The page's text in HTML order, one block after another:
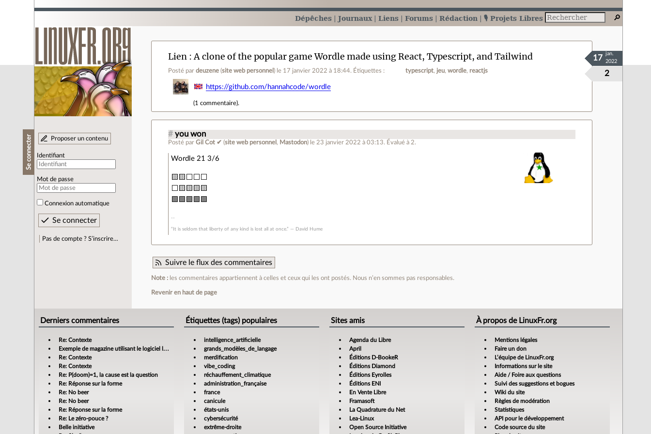
Dépêches Journaux Liens Forums Rédaction 🎙️ Projets Libres
Se connecter Proposer un contenu
Identifiant
Mot de passe
Connexion automatique
Pas de compte ? S’inscrire…
Lien A clone of the popular game Wordle made using React, Typescript, and Tailwind
Posté pardeuzene (site web personnel ) le 17 janvier 2022 à 18:44. Étiquettes : typescript jeu wordle reactjs 2
17
jan.
2022
https://github.com/hannahcode/wordle
(1 commentaire).
# you won
Posté parGil Cot ✔ (site web personnel , Mastodon) le 23 janvier 2022 à 03:13. Évalué à 2.
Wordle 21 3/6
🟨🟨⬜⬜⬜
⬜🟨🟨🟨🟨
🟩🟩🟩🟩🟩
“It is seldom that liberty of any kind is lost all at once.” ― David Hume
Suivre le flux des commentaires
Note : les commentaires appartiennent à celles et ceux qui les ont postés. Nous n’en sommes pas responsables.
Revenir en haut de page
Derniers commentaires
Re: Contexte
Exemple de magazine utilisant le logiciel libre Scribus
Re: Contexte
Re: Contexte
Re: P(doom)=1, la cause est la question
Re: Réponse sur la forme
Re: No beer
Re: No beer
Re: Réponse sur la forme
Re: Le zéro-pouce ?
Belle initiative
Étiquettes (tags) populaires
intelligence_artificielle
grands_modèles_de_langage
merdification
vibe_coding
réchauffement_climatique
administration_française
france
canicule
états-unis
cybersécurité
extrême-droite
Sites amis
Agenda du Libre
April
Éditions D-BookeR
Éditions Diamond
Éditions Eyrolles
Éditions ENI
En Vente Libre
Framasoft
La Quadrature du Net
Lea-Linux
Open Source Initiative
À propos de LinuxFr.org
Mentions légales
Faire un don
L’équipe de LinuxFr.org
Informations sur le site
Aide / Foire aux questions
Suivi des suggestions et bogues
Wiki du site
Règles de modération
Statistiques
API pour le développement
Code source du site